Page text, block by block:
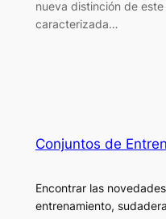
nueva distinción de
caracterizada…
Conjuntos de
Encontrar las
entrenamiento,